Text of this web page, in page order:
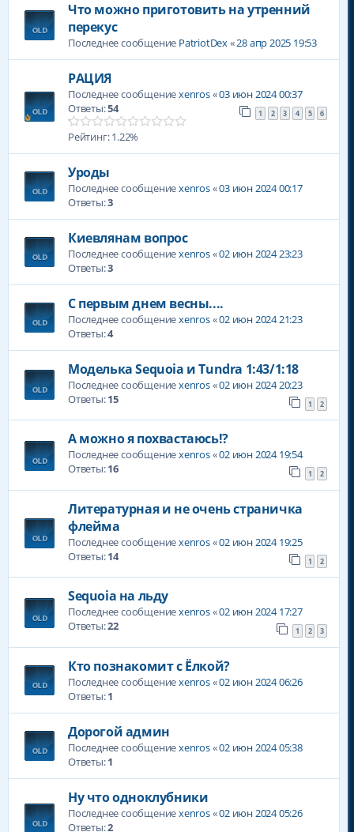
Что можно приготовить на утренний
перекус
Последнее сообщение PatriotDex«28 апр 2025 19:53
РАЦИЯ
Последнее сообщениеxenros«03 июн 2024 00:37
Ответы:54 1 2 3 4 5 6
Рейтинг: 1.22%
Уроды
Последнее сообщениеxenros«03 июн 2024 00:17
Ответы:3
Киевлянам вопрос
Последнее сообщениеxenros«02 июн 2024 23:23
Ответы:3
С первым днем весны....
Последнее сообщениеxenros«02 июн 2024 21:23
Ответы:4
Моделька Sequoia и Tundra 1:43/1:18
Последнее сообщениеxenros«02 июн 2024 20:23
Ответы:15 1 2
А можно я похвастаюсь!?
Последнее сообщениеxenros«02 июн 2024 19:54
Ответы:16 1 2
Литературная и не очень страничка
флейма
Последнее сообщениеxenros«02 июн 2024 19:25
Ответы:14 1 2
Sequoia на льду
Последнее сообщениеxenros«02 июн 2024 17:27
Ответы:22 1 2 3
Кто познакомит с Ёлкой?
Последнее сообщениеxenros«02 июн 2024 06:26
Ответы:1
Дорогой админ
Последнее сообщениеxenros«02 июн 2024 05:38
Ответы:1
Ну что одноклубники
Последнее сообщениеxenros«02 июн 2024 05:26
Ответы:2